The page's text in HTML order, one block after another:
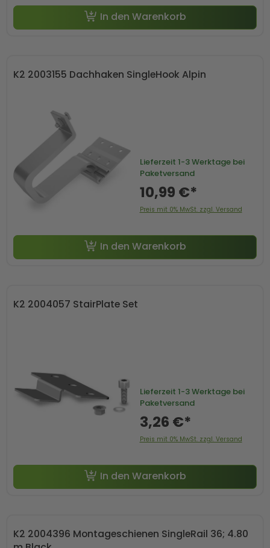
In den Warenkorb
K2 2003155 Dachhaken SingleHook Alpin
Lieferzeit 1-3 Werktage bei
Paketversand
10,99 €*
Preis mit 0% MwSt. zzgl. Versand
In den Warenkorb
K2 2004057 StairPlate Set
Lieferzeit 1-3 Werktage bei
Paketversand
3,26 €*
Preis mit 0% MwSt. zzgl. Versand
In den Warenkorb
K2 2004396 Montageschienen SingleRail 36; 4.80